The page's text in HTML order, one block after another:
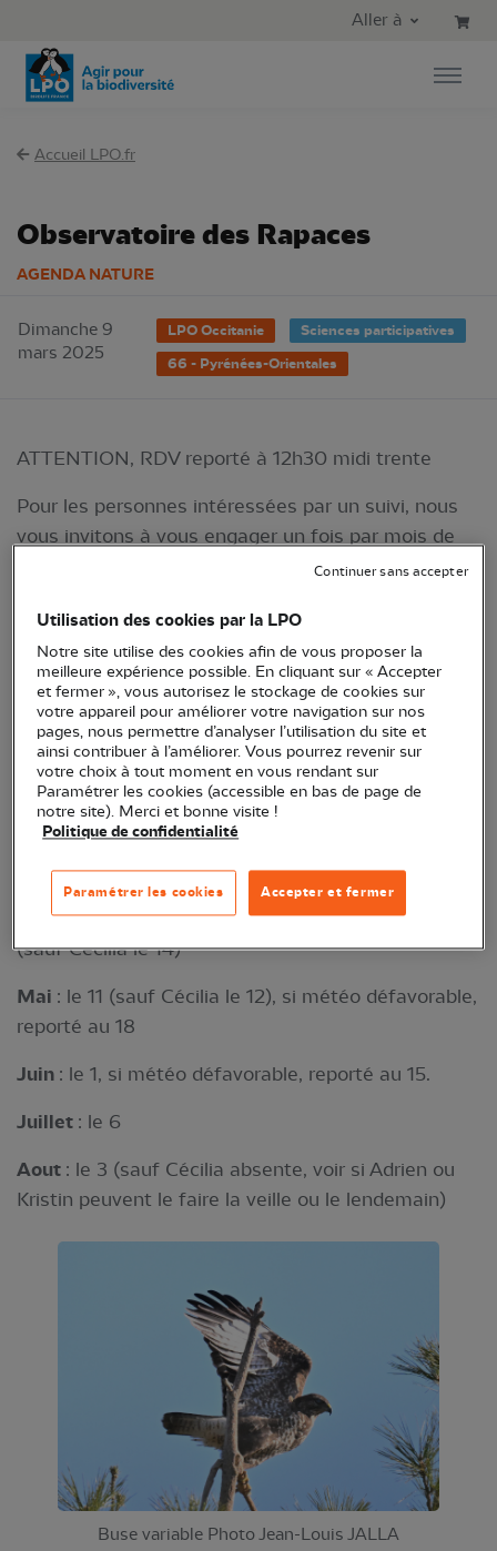
Aller au menu principal
Aller à
Accueil LPO.fr
Observatoire des Rapaces
AGENDA NATURE
Dimanche 9
mars 2025
LPO Occitanie
Sciences participatives
66 - Pyrénées-Orientales
ATTENTION, RDV reporté à 12h30 midi trente
Pour les personnes intéressées par un suivi, nous
vous invitons à vous engager un fois par mois de
mars à aout dans le comptage protocolé de
Participer au comptage des rapaces est un
engagement tout au long de la journée à bien
rester 1 heure sur chacun des points (entre 4 et 5).
C’est aussi s’engager à repérer, suivre l’oiseau,
noter ses comportements. C’est aussi l’occasion
d’apprendre à les reconnaître et à s’inviter dans
leur vie.
Mars: le 9,
Avril : le 6, si météo défavorable, reporté au 13
(sauf Cécilia le 14)
Mai : le 11 (sauf Cécilia le 12), si météo défavorable,
reporté au 18
Juin : le 1, si météo défavorable, reporté au 15.
Juillet : le 6
Aout : le 3 (sauf Cécilia absente, voir si Adrien ou
Kristin peuvent le faire la veille ou le lendemain)
Buse variable Photo Jean-Louis JALLA
Utilisation des cookies par la LPO
Notre site utilise des cookies afin de vous proposer la
meilleure expérience possible. En cliquant sur « Accepter
et fermer », vous autorisez le stockage de cookies sur
votre appareil pour améliorer votre navigation sur nos
pages, nous permettre d’analyser l’utilisation du site et
ainsi contribuer à l’améliorer. Vous pourrez revenir sur
votre choix à tout moment en vous rendant sur
Paramétrer les cookies (accessible en bas de page de
notre site). Merci et bonne visite !
Politique de confidentialité
Accepter et fermer
Paramétrer les cookies
Continuer sans accepter